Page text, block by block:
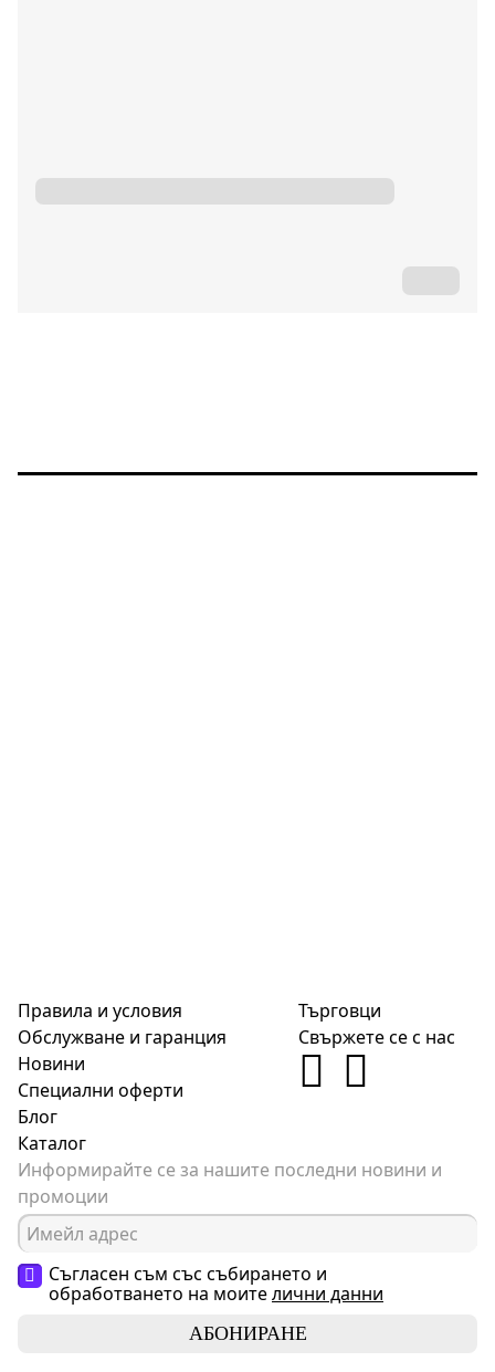
Правила и условия
Обслужване и гаранция
Новини
Специални оферти
Блог
Каталог
Търговци
Свържете се с нас
Информирайте се за нашите последни новини и
промоции
Съгласен съм със събирането и
обработването на моителични данни
АБОНИРАНЕ